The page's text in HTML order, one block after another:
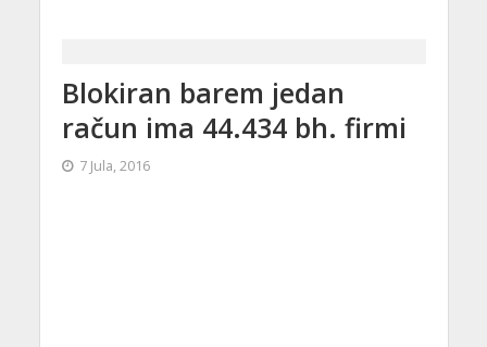
Blokiran barem jedan
račun ima 44.434 bh. firmi
7 Jula, 2016